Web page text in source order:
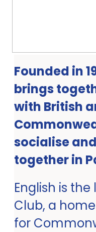
Founded in
brings
with British
socialise
together in
English is
Club, a
for